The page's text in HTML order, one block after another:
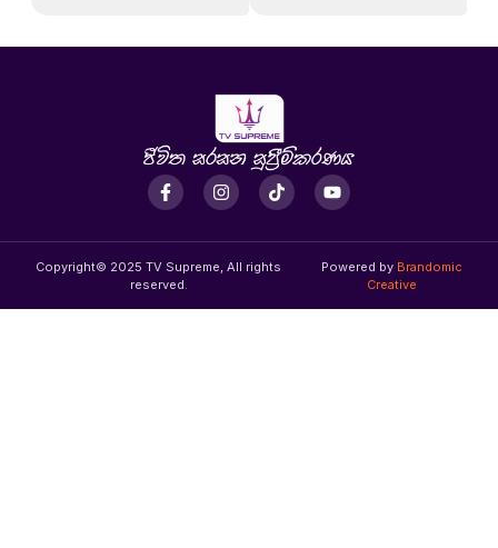
Copyright© 2025 TV Supreme, All rights
reserved.
Powered by Brandomic
Creative